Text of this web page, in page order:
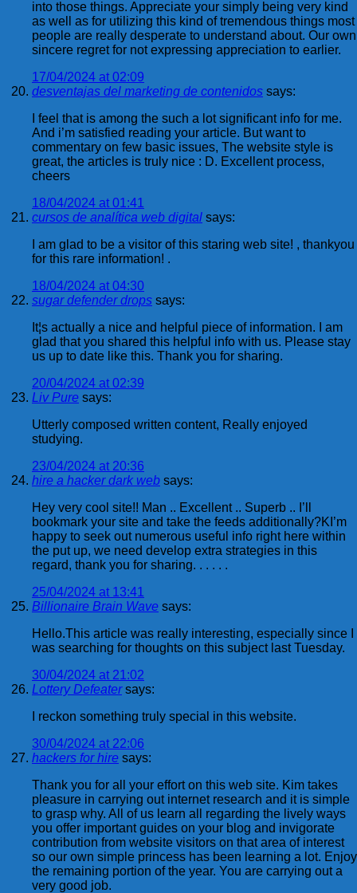
into those things. Appreciate your simply being very kind
as well as for utilizing this kind of tremendous things most
people are really desperate to understand about. Our own
sincere regret for not expressing appreciation to earlier.
17/04/2024 at 02:09
desventajas del marketing de contenidos says:
I feel that is among the such a lot significant info for me.
And i’m satisfied reading your article. But want to
commentary on few basic issues, The website style is
great, the articles is truly nice : D. Excellent process,
cheers
18/04/2024 at 01:41
cursos de analítica web digital says:
I am glad to be a visitor of this staring web site! , thankyou
for this rare information! .
18/04/2024 at 04:30
sugar defender drops says:
It¦s actually a nice and helpful piece of information. I am
glad that you shared this helpful info with us. Please stay
us up to date like this. Thank you for sharing.
20/04/2024 at 02:39
Liv Pure says:
Utterly composed written content, Really enjoyed
studying.
23/04/2024 at 20:36
hire a hacker dark web says:
Hey very cool site!! Man .. Excellent .. Superb .. I’ll
bookmark your site and take the feeds additionally?KI’m
happy to seek out numerous useful info right here within
the put up, we need develop extra strategies in this
regard, thank you for sharing. . . . . .
25/04/2024 at 13:41
Billionaire Brain Wave says:
Hello.This article was really interesting, especially since I
was searching for thoughts on this subject last Tuesday.
30/04/2024 at 21:02
Lottery Defeater says:
I reckon something truly special in this website.
30/04/2024 at 22:06
hackers for hire says:
Thank you for all your effort on this web site. Kim takes
pleasure in carrying out internet research and it is simple
to grasp why. All of us learn all regarding the lively ways
you offer important guides on your blog and invigorate
contribution from website visitors on that area of interest
so our own simple princess has been learning a lot. Enjoy
the remaining portion of the year. You are carrying out a
very good job.